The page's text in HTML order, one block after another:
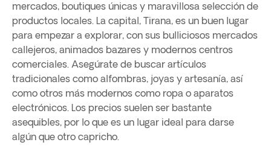
mercados, boutiques únicas y maravillosa selección de
productos locales. La capital, Tirana, es un buen lugar
para empezar a explorar, con sus bulliciosos mercados
callejeros, animados bazares y modernos centros
comerciales. Asegúrate de buscar artículos
tradicionales como alfombras, joyas y artesanía, así
como otros más modernos como ropa o aparatos
electrónicos. Los precios suelen ser bastante
asequibles, por lo que es un lugar ideal para darse
algún que otro capricho.